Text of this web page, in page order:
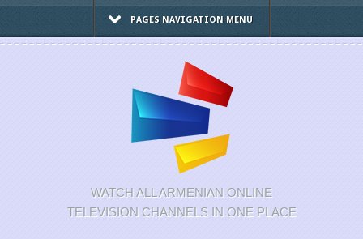
PAGES NAVIGATION MENU
WATCH ALL ARMENIAN ONLINE
TELEVISION CHANNELS IN ONE PLACE